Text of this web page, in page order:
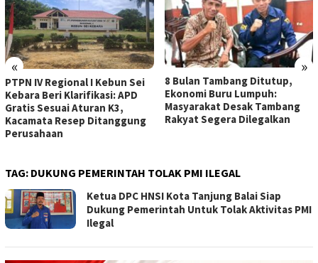
« »
PTPN IV Regional I Kebun Sei
Kebara Beri Klarifikasi: APD
Gratis Sesuai Aturan K3,
Kacamata Resep Ditanggung
Perusahaan
8 Bulan Tambang Ditutup,
Ekonomi Buru Lumpuh:
Masyarakat Desak Tambang
Rakyat Segera Dilegalkan
TAG: DUKUNG PEMERINTAH TOLAK PMI ILEGAL
Ketua DPC HNSI Kota Tanjung Balai Siap
Dukung Pemerintah Untuk Tolak Aktivitas PMI
Ilegal